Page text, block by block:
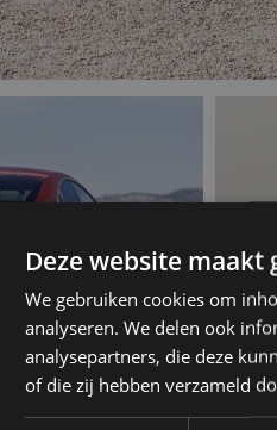
Deze website maakt
We gebruiken cookies om
analyseren. We delen ook
analysepartners, die deze
of die zij hebben verzameld